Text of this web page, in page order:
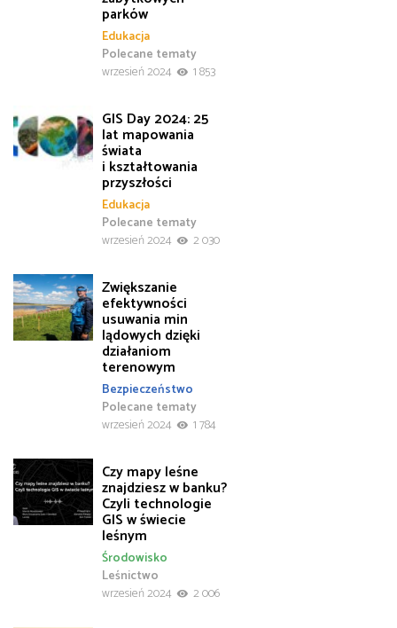
parków
Edukacja
Polecane tematy
wrzesień 2024
1 853
GIS Day 2024: 25
lat mapowania
świata
i kształtowania
przyszłości
Edukacja
Polecane tematy
wrzesień 2024
2 030
Zwiększanie
efektywności
usuwania min
lądowych dzięki
działaniom
terenowym
Bezpieczeństwo
Polecane tematy
wrzesień 2024
1 784
Czy mapy leśne
znajdziesz w banku?
Czyli technologie
GIS w świecie
leśnym
Leśnictwo
Środowisko
wrzesień 2024
2 006